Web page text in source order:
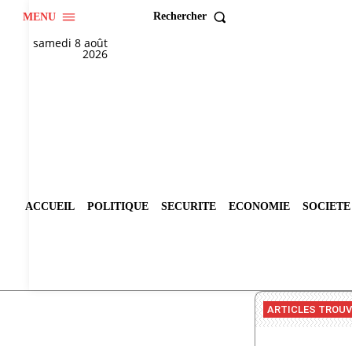
MENU Rechercher
samedi 8 août
2026
ACCUEIL POLITIQUE SECURITE ECONOMIE SOCIETE
ARTICLES